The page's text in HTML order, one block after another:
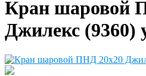
Кран шаровой
Джилекс (9360)